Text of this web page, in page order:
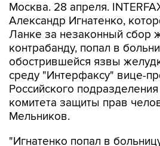
Москва. 28 апреля.
Александр Игнатенко,
Ланке за незаконный сбор
контрабанду, попал в
обострившейся язвы
среду "Интерфаксу" вице-
Российского
комитета защиты прав
Мельников.
"Игнатенко попал в